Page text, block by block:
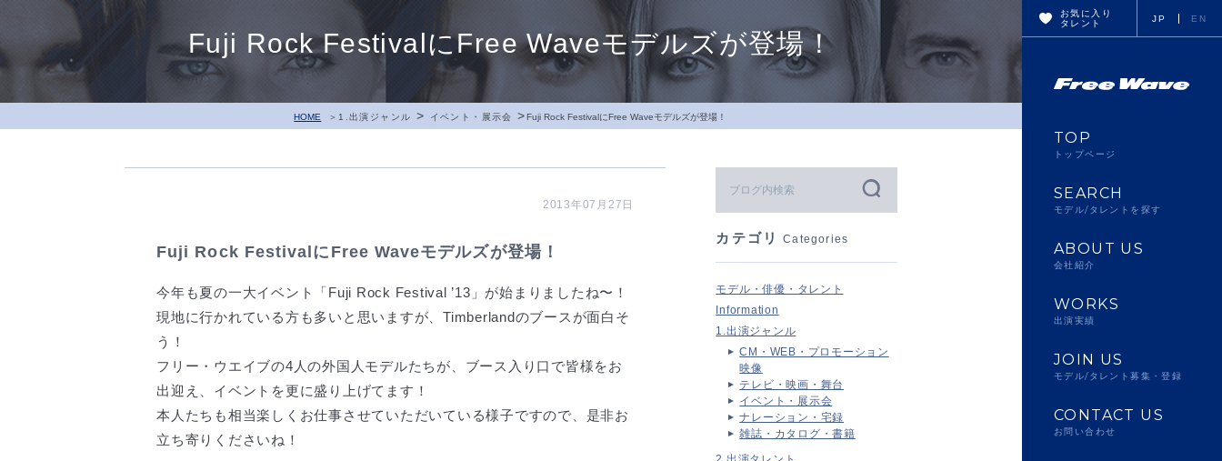
Fuji Rock FestivalにFree Waveモデルズが登場！
HOME 1.出演ジャンル > イベント・展示会 >Fuji Rock FestivalにFree Waveモデルズが登場！
2013年07月27日
Fuji Rock FestivalにFree Waveモデルズが登場！
今年も夏の一大イベント「Fuji Rock Festival ’13」が始まりましたね〜！
現地に行かれている方も多いと思いますが、Timberlandのブースが面白そ
う！
フリー・ウエイブの4人の外国人モデルたちが、ブース入り口で皆様をお
出迎え、イベントを更に盛り上げてます！
本人たちも相当楽しくお仕事させていただいている様子ですので、是非お
立ち寄りくださいね！
カテゴリ Categories
モデル・俳優・タレント
Information
1.出演ジャンル
CM・WEB・プロモーション
映像
テレビ・映画・舞台
イベント・展示会
ナレーション・宅録
雑誌・カタログ・書籍
お気に入り
タレント
JP EN
TOP
トップページ
SEARCH
モデル/タレントを探す
ABOUT US
会社紹介
WORKS
出演実績
JOIN US
モデル/タレント募集・登録
CONTACT US
お問い合わせ